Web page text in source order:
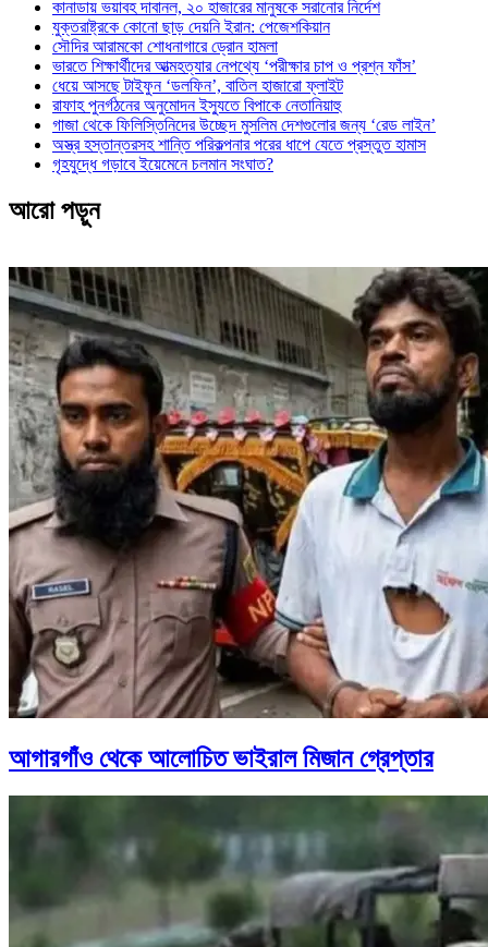
কানাডায় ভয়াবহ দাবানল, ২০ হাজারের মানুষকে সরানোর নির্দেশ
যুক্তরাষ্ট্রকে কোনো ছাড় দেয়নি ইরান: পেজেশকিয়ান
সৌদির আরামকো শোধনাগারে ড্রোন হামলা
ভারতে শিক্ষার্থীদের আত্মহত্যার নেপথ্যে ‘পরীক্ষার চাপ ও প্রশ্ন ফাঁস’
ধেয়ে আসছে টাইফুন ‘ডলফিন’, বাতিল হাজারো ফ্লাইট
রাফাহ পুনর্গঠনের অনুমোদন ইস্যুতে বিপাকে নেতানিয়াহু
গাজা থেকে ফিলিস্তিনিদের উচ্ছেদ মুসলিম দেশগুলোর জন্য ‘রেড লাইন’
অস্ত্র হস্তান্তরসহ শান্তি পরিকল্পনার পরের ধাপে যেতে প্রস্তুত হামাস
গৃহযুদ্ধে গড়াবে ইয়েমেনে চলমান সংঘাত?
আরো পড়ুন
আগারগাঁও থেকে আলোচিত ভাইরাল মিজান গ্রেপ্তার